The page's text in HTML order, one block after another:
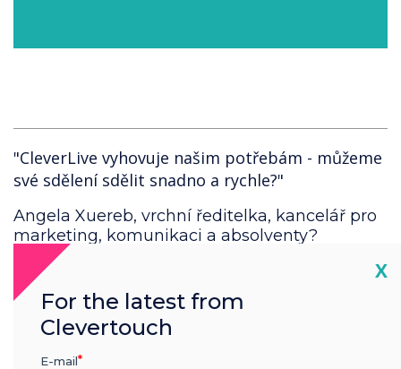
"CleverLive vyhovuje našim potřebám - můžeme
své sdělení sdělit snadno a rychle?"
Angela Xuereb, vrchní ředitelka, kancelář pro
marketing, komunikaci a absolventy?
X
For the latest from
Clevertouch
E-mail